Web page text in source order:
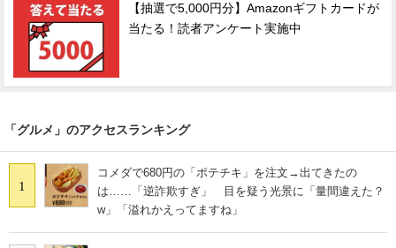
【抽選で5,000円分】Amazonギフトカードが
当たる！読者アンケート実施中
「グルメ」のアクセスランキング
1
コメダで680円の「ポテチキ」を注文→出てきたの
は……「逆詐欺すぎ」 目を疑う光景に「量間違えた？
w」「溢れかえってますね」